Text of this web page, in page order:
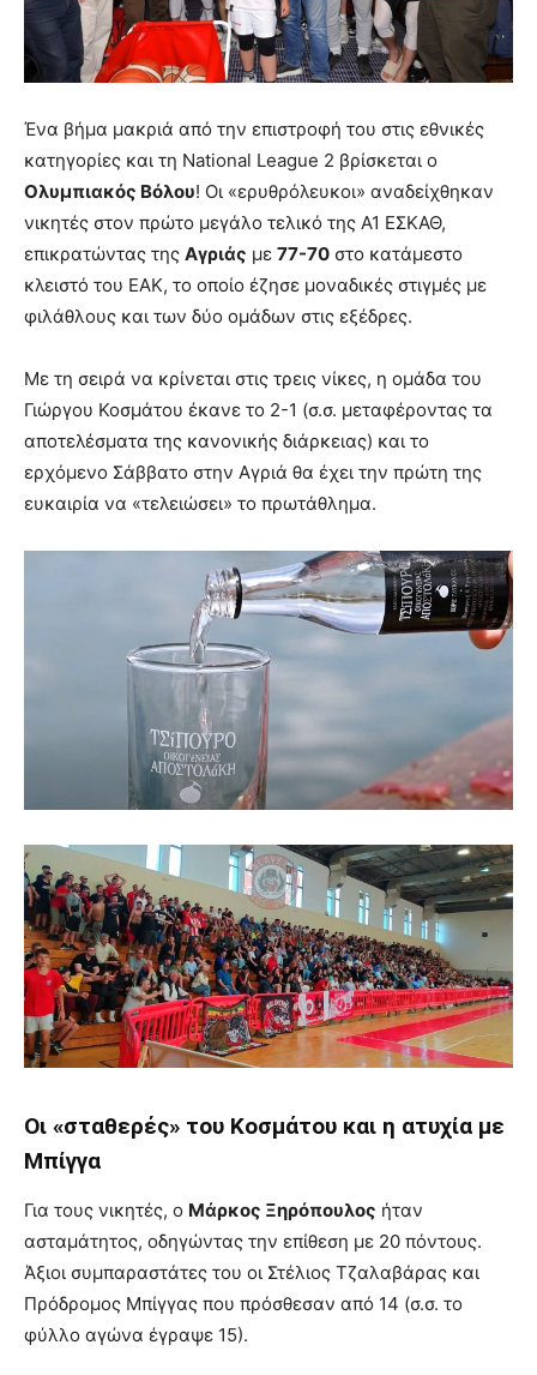
Ένα βήμα μακριά από την επιστροφή του στις εθνικές
κατηγορίες και τη National League 2 βρίσκεται ο
Ολυμπιακός Βόλου! Οι «ερυθρόλευκοι» αναδείχθηκαν
νικητές στον πρώτο μεγάλο τελικό της Α1 ΕΣΚΑΘ,
επικρατώντας της Αγριάς με 77-70 στο κατάμεστο
κλειστό του ΕΑΚ, το οποίο έζησε μοναδικές στιγμές με
φιλάθλους και των δύο ομάδων στις εξέδρες.
Με τη σειρά να κρίνεται στις τρεις νίκες, η ομάδα του
Γιώργου Κοσμάτου έκανε το 2-1 (σ.σ. μεταφέροντας τα
αποτελέσματα της κανονικής διάρκειας) και το
ερχόμενο Σάββατο στην Αγριά θα έχει την πρώτη της
ευκαιρία να «τελειώσει» το πρωτάθλημα.
Οι «σταθερές» του Κοσμάτου και η ατυχία με
Μπίγγα
Για τους νικητές, ο Μάρκος Ξηρόπουλος ήταν
ασταμάτητος, οδηγώντας την επίθεση με 20 πόντους.
Άξιοι συμπαραστάτες του οι Στέλιος Τζαλαβάρας και
Πρόδρομος Μπίγγας που πρόσθεσαν από 14 (σ.σ. το
φύλλο αγώνα έγραψε 15).